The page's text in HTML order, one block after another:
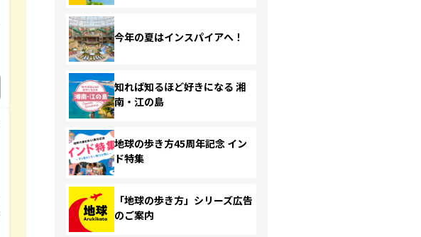
今年の夏はインスパイアへ！
知れば知るほど好きになる 湘
南・江の島
地球の歩き方45周年記念 イン
ド特集
「地球の歩き方」シリーズ広告
のご案内